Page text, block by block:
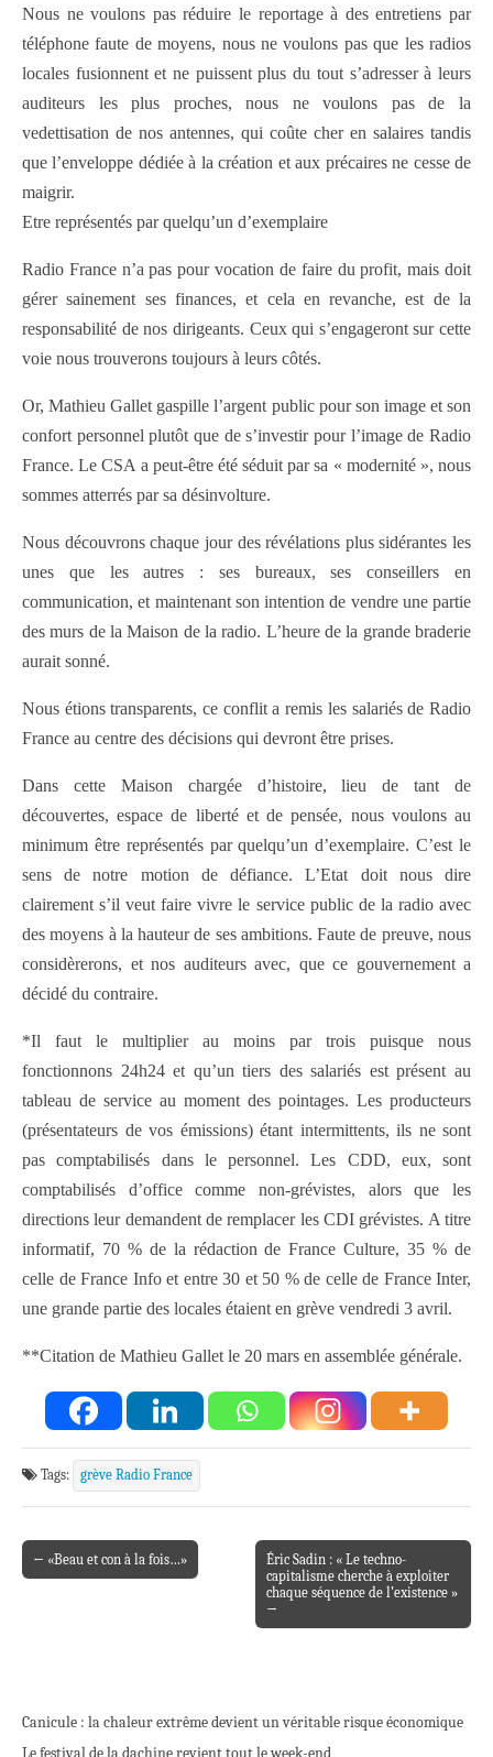
Nous ne voulons pas réduire le reportage à des entretiens par
téléphone faute de moyens, nous ne voulons pas que les radios
locales fusionnent et ne puissent plus du tout s’adresser à leurs
auditeurs les plus proches, nous ne voulons pas de la
vedettisation de nos antennes, qui coûte cher en salaires tandis
que l’enveloppe dédiée à la création et aux précaires ne cesse de
maigrir.
Etre représentés par quelqu’un d’exemplaire
Radio France n’a pas pour vocation de faire du profit, mais doit
gérer sainement ses finances, et cela en revanche, est de la
responsabilité de nos dirigeants. Ceux qui s’engageront sur cette
voie nous trouverons toujours à leurs côtés.
Or, Mathieu Gallet gaspille l’argent public pour son image et son
confort personnel plutôt que de s’investir pour l’image de Radio
France. Le CSA a peut-être été séduit par sa « modernité », nous
sommes atterrés par sa désinvolture.
Nous découvrons chaque jour des révélations plus sidérantes les
unes que les autres : ses bureaux, ses conseillers en
communication, et maintenant son intention de vendre une partie
des murs de la Maison de la radio. L’heure de la grande braderie
aurait sonné.
Nous étions transparents, ce conflit a remis les salariés de Radio
France au centre des décisions qui devront être prises.
Dans cette Maison chargée d’histoire, lieu de tant de
découvertes, espace de liberté et de pensée, nous voulons au
minimum être représentés par quelqu’un d’exemplaire. C’est le
sens de notre motion de défiance. L’Etat doit nous dire
clairement s’il veut faire vivre le service public de la radio avec
des moyens à la hauteur de ses ambitions. Faute de preuve, nous
considèrerons, et nos auditeurs avec, que ce gouvernement a
décidé du contraire.
*Il faut le multiplier au moins par trois puisque nous
fonctionnons 24h24 et qu’un tiers des salariés est présent au
tableau de service au moment des pointages. Les producteurs
(présentateurs de vos émissions) étant intermittents, ils ne sont
pas comptabilisés dans le personnel. Les CDD, eux, sont
comptabilisés d’office comme non-grévistes, alors que les
directions leur demandent de remplacer les CDI grévistes. A titre
informatif, 70 % de la rédaction de France Culture, 35 % de
celle de France Info et entre 30 et 50 % de celle de France Inter,
une grande partie des locales étaient en grève vendredi 3 avril.
**Citation de Mathieu Gallet le 20 mars en assemblée générale.
Tags: grève Radio France
Post navigation
← «Beau et con à la fois…»
Éric Sadin : « Le techno-
capitalisme cherche à exploiter
chaque séquence de l’existence »
→
Canicule : la chaleur extrême devient un véritable risque économique
Le festival de la dachine revient tout le week-end